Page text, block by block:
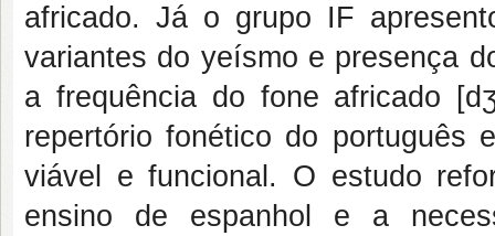
africado. Já o grupo IF
variantes do yeísmo e presença
a frequência do fone africado
repertório fonético do português
viável e funcional. O estudo
ensino de espanhol e a